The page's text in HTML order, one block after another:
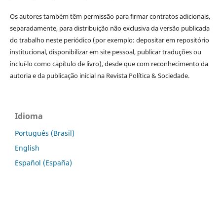
Os autores também têm permissão para firmar contratos adicionais,
separadamente, para distribuição não exclusiva da versão publicada
do trabalho neste periódico (por exemplo: depositar em repositório
institucional, disponibilizar em site pessoal, publicar traduções ou
incluí-lo como capítulo de livro), desde que com reconhecimento da
autoria e da publicação inicial na Revista Política & Sociedade.
Idioma
Português (Brasil)
English
Español (España)